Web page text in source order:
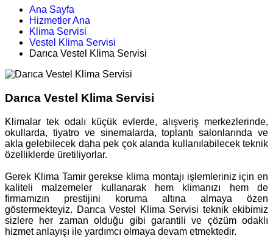
Ana Sayfa
Hizmetler Ana
Klima Servisi
Vestel Klima Servisi
Darıca Vestel Klima Servisi
Darıca Vestel Klima Servisi
Klimalar tek odalı küçük evlerde, alışveriş merkezlerinde,
okullarda, tiyatro ve sinemalarda, toplantı salonlarında ve
akla gelebilecek daha pek çok alanda kullanılabilecek teknik
özelliklerde üretiliyorlar.
Gerek Klima Tamir gerekse klima montajı işlemleriniz için en
kaliteli malzemeler kullanarak hem klimanızı hem de
firmamızın prestijini koruma altına almaya özen
göstermekteyiz. Darıca Vestel Klima Servisi teknik ekibimiz
sizlere her zaman olduğu gibi garantili ve çözüm odaklı
hizmet anlayışı ile yardımcı olmaya devam etmektedir.